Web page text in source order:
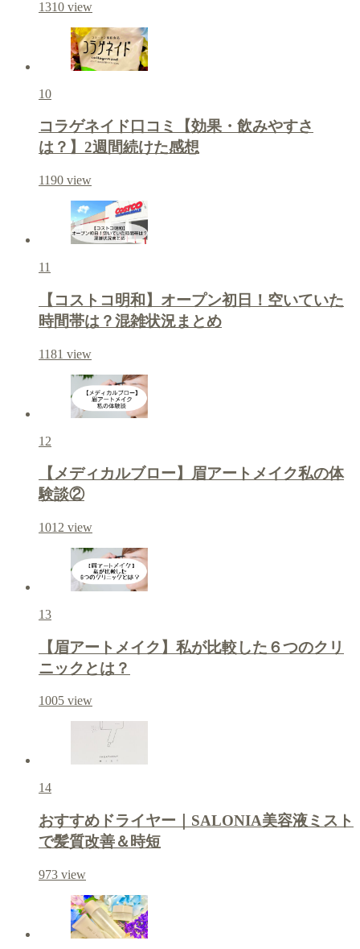
1310 view
10
コラゲネイド口コミ【効果・飲みやすさ
は？】2週間続けた感想
1190 view
11
【コストコ明和】オープン初日！空いていた
時間帯は？混雑状況まとめ
1181 view
12
【メディカルブロー】眉アートメイク私の体
験談②
1012 view
13
【眉アートメイク】私が比較した６つのクリ
ニックとは？
1005 view
14
おすすめドライヤー｜SALONIA美容液ミスト
で髪質改善＆時短
973 view